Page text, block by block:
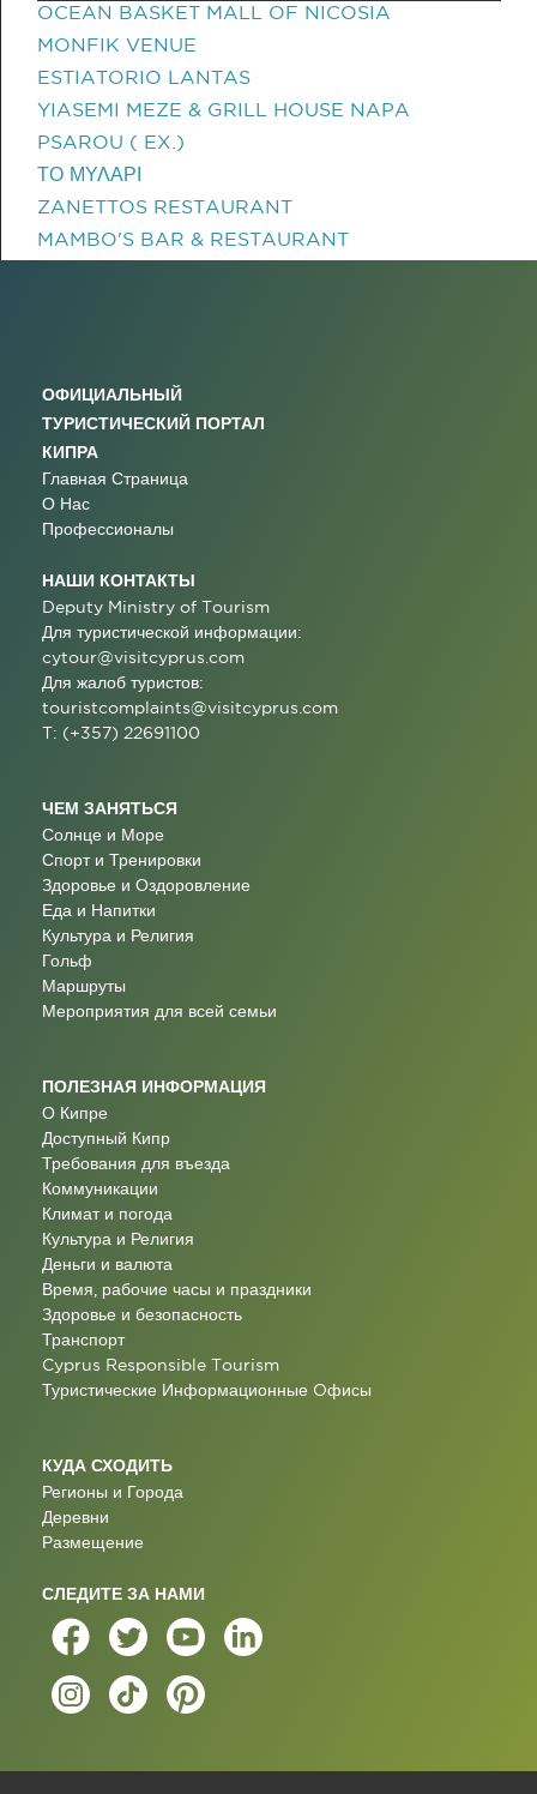
OCEAN BASKET MALL OF NICOSIA
MONFIK VENUE
ESTIATORIO LANTAS
YIASEMI MEZE & GRILL HOUSE NAPA
PSAROU ( EX.)
ΤΟ ΜΥΛΑΡΙ
ZANETTOS RESTAURANT
MAMBO'S BAR & RESTAURANT
ОФИЦИАЛЬНЫЙ
ТУРИСТИЧЕСКИЙ ПОРТАЛ
КИПРА
Главная Страница
О Нас
Профессионалы
НАШИ КОНТАКТЫ
Deputy Ministry of Tourism
Для туристической информации:
cytour@visitcyprus.com
Для жалоб туристов:
touristcomplaints@visitcyprus.com
T: (+357) 22691100
ЧЕМ ЗАНЯТЬСЯ
Солнце и Море
Спорт и Тренировки
Здоровье и Оздоровление
Еда и Напитки
Культура и Религия
Гольф
Маршруты
Мероприятия для всей семьи
ПОЛЕЗНАЯ ИНФОРМАЦИЯ
О Кипре
Доступный Кипр
Требования для въезда
Коммуникации
Климат и погода
Культура и Религия
Деньги и валюта
Время, рабочие часы и праздники
Здоровье и безопасность
Транспорт
Cyprus Responsible Tourism
Туристические Информационные Oфисы
КУДА СХОДИТЬ
Регионы и Города
Деревни
Размещение
СЛЕДИТЕ ЗА НАМИ